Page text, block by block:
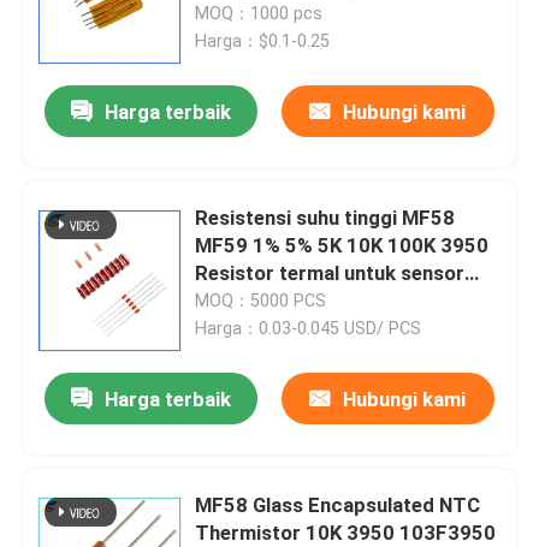
Rumah
Suhu Thermistor Untuk
Pencetakan 3D
MOQ：1000 pcs
Harga：$0.1-0.25
Harga terbaik Hubungi kami
Resistensi suhu tinggi MF58
MF59 1% 5% 5K 10K 100K 3950
Resistor termal untuk sensor
suhu NTC Diode 3435 4150
MOQ：5000 PCS
Harga：0.03-0.045 USD/ PCS
Harga terbaik Hubungi kami
MF58 Glass Encapsulated NTC
Thermistor 10K 3950 103F3950